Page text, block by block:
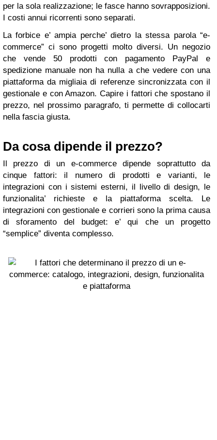
per la sola realizzazione; le fasce hanno sovrapposizioni.
I costi annui ricorrenti sono separati.
La forbice e’ ampia perche’ dietro la stessa parola “e-
commerce” ci sono progetti molto diversi. Un negozio
che vende 50 prodotti con pagamento PayPal e
spedizione manuale non ha nulla a che vedere con una
piattaforma da migliaia di referenze sincronizzata con il
gestionale e con Amazon. Capire i fattori che spostano il
prezzo, nel prossimo paragrafo, ti permette di collocarti
nella fascia giusta.
Da cosa dipende il prezzo?
Il prezzo di un e-commerce dipende soprattutto da
cinque fattori: il numero di prodotti e varianti, le
integrazioni con i sistemi esterni, il livello di design, le
funzionalita’ richieste e la piattaforma scelta. Le
integrazioni con gestionale e corrieri sono la prima causa
di sforamento del budget: e’ qui che un progetto
“semplice” diventa complesso.